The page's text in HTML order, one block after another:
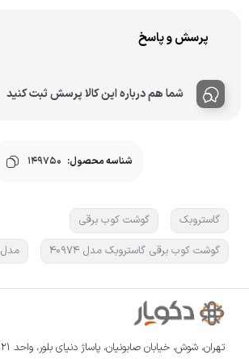
پرسش و پاسخ
شما هم درباره این کالا پرسش ثبت کنید
شناسه محصول: 149750
گاستروبک
گوشت کوب برقی
گوشت کوب برقی گاستروبک مدل 40974
مدل 40974
تهران، شوش، خیابان صابونیان، پاساژ دنیای بلور، واحد D21